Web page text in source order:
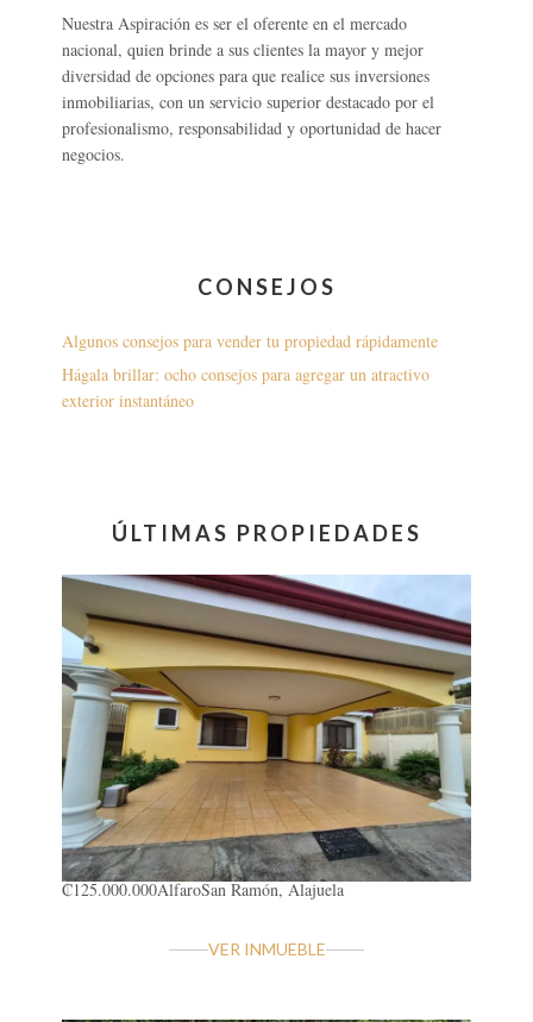
Nuestra Aspiración es ser el oferente en el mercado
nacional, quien brinde a sus clientes la mayor y mejor
diversidad de opciones para que realice sus inversiones
inmobiliarias, con un servicio superior destacado por el
profesionalismo, responsabilidad y oportunidad de hacer
negocios.
CONSEJOS
Algunos consejos para vender tu propiedad rápidamente
Hágala brillar: ocho consejos para agregar un atractivo
exterior instantáneo
ÚLTIMAS PROPIEDADES
₡125.000.000AlfaroSan Ramón, Alajuela
VER INMUEBLE